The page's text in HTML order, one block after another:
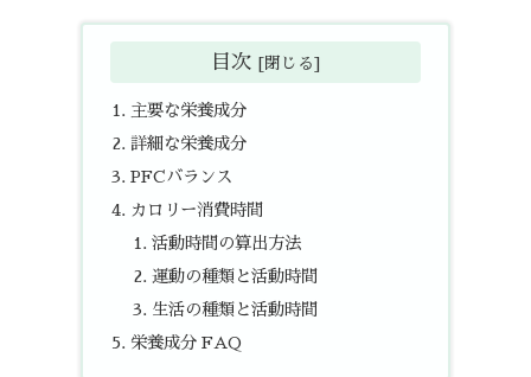
目次
主要な栄養成分
詳細な栄養成分
PFCバランス
カロリー消費時間
活動時間の算出方法
運動の種類と活動時間
生活の種類と活動時間
栄養成分 FAQ